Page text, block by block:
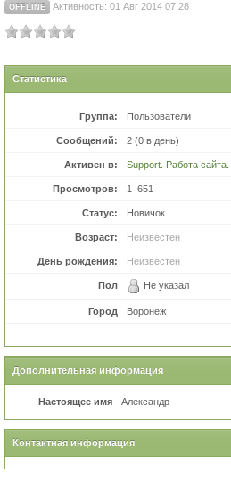
OFFLINE Активность: 01 Авг 2014 07:28
Статистика
Группа: Пользователи
Сообщений: 2 (0 в день)
Активен в: Support. Работа сайта.
Просмотров: 1 651
Статус: Новичок
Возраст: Неизвестен
День рождения: Неизвестен
Пол Не указал
Город Воронеж
Дополнительная информация
Настоящее имя Александр
Контактная информация